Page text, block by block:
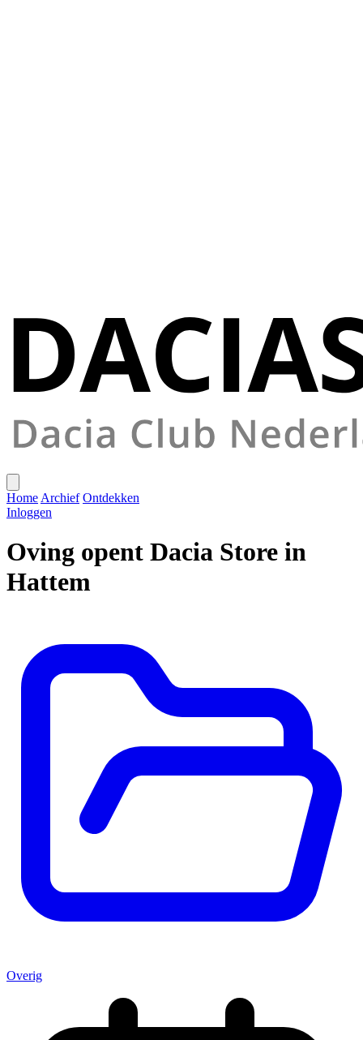
Home Archief Ontdekken
Inloggen
Oving opent Dacia Store in
Hattem
Overig